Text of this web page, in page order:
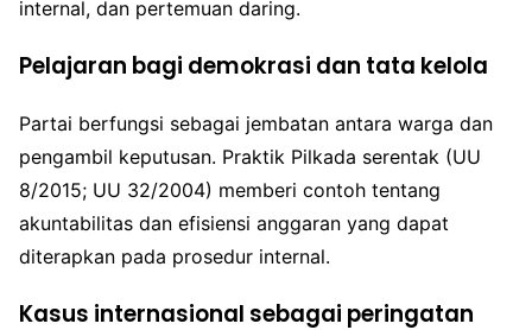
internal, dan pertemuan daring.
Pelajaran bagi demokrasi dan tata kelola
Partai berfungsi sebagai jembatan antara warga dan
pengambil keputusan. Praktik Pilkada serentak (UU
8/2015; UU 32/2004) memberi contoh tentang
akuntabilitas dan efisiensi anggaran yang dapat
diterapkan pada prosedur internal.
Kasus internasional sebagai peringatan